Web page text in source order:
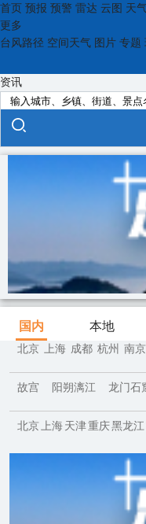
首页 预报 预警 雷达 云图 天
更多
台风路径 空间天气 图片 专题
资讯
国内 本地
北京 上海 成都 杭州 南京
故宫 阳朔漓江 龙门石
北京 上海 天津重庆黑龙江
香河